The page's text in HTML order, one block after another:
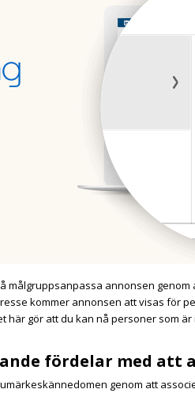
målgruppsanpassa annonsen
kommer annonsen att visas för
här gör att du kan nå personer som
fördelar med att
genom att